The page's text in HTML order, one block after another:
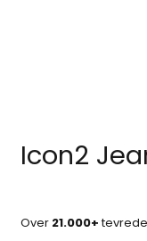
Icon2
Over 21.000+